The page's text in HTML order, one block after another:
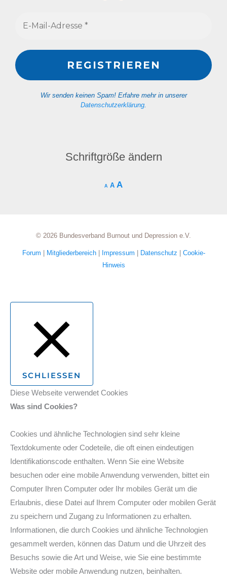
Wir senden keinen Spam! Erfahre mehr in unserer
Datenschutzerklärung
Schriftgröße ändern
A A A
© 2026 Bundesverband Burnout und Depression e.V.
Forum | Mitgliederbereich | Impressum | Datenschutz | Cookie-
Hinweis
SCHLIESSEN
Diese Webseite verwendet Cookies
Was sind Cookies?
Cookies und ähnliche Technologien sind sehr kleine
Textdokumente oder Codeteile, die oft einen eindeutigen
Identifikationscode enthalten. Wenn Sie eine Website
besuchen oder eine mobile Anwendung verwenden, bittet ein
Computer Ihren Computer oder Ihr mobiles Gerät um die
Erlaubnis, diese Datei auf Ihrem Computer oder mobilen Gerät
zu speichern und Zugang zu Informationen zu erhalten.
Informationen, die durch Cookies und ähnliche Technologien
gesammelt werden, können das Datum und die Uhrzeit des
Besuchs sowie die Art und Weise, wie Sie eine bestimmte
Website oder mobile Anwendung nutzen, beinhalten.